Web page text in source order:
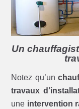
Un
Notez qu’un
travaux
une intervention